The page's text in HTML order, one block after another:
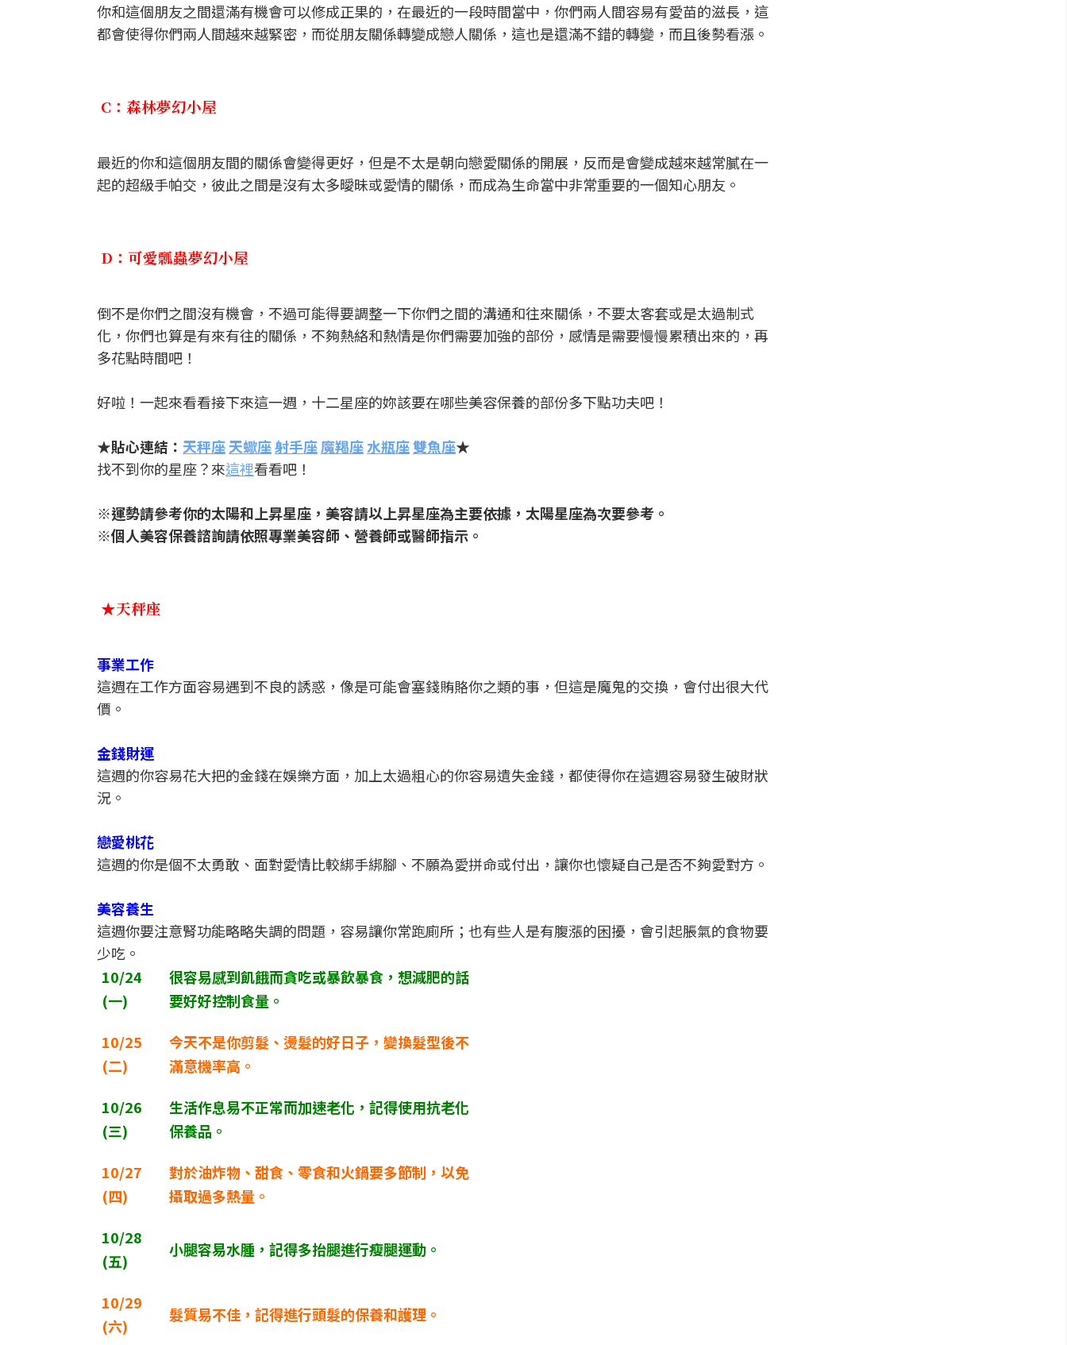
你和這個朋友之間還滿有機會可以修成正果的，在最近的一段時間當中，你們兩人間容易有愛苗的滋長，這
都會使得你們兩人間越來越緊密，而從朋友關係轉變成戀人關係，這也是還滿不錯的轉變，而且後勢看漲。
C：森林夢幻小屋
最近的你和這個朋友間的關係會變得更好，但是不太是朝向戀愛關係的開展，反而是會變成越來越常膩在一
起的超級手帕交，彼此之間是沒有太多曖昧或愛情的關係，而成為生命當中非常重要的一個知心朋友。
D：可愛瓢蟲夢幻小屋
倒不是你們之間沒有機會，不過可能得要調整一下你們之間的溝通和往來關係，不要太客套或是太過制式
化，你們也算是有來有往的關係，不夠熱絡和熱情是你們需要加強的部份，感情是需要慢慢累積出來的，再
多花點時間吧！
好啦！一起來看看接下來這一週，十二星座的妳該要在哪些美容保養的部份多下點功夫吧！
★貼心連結： 天秤座天蠍座射手座魔羯座水瓶座雙魚座★
找不到你的星座？來這裡看看吧！
※運勢請參考你的太陽和上昇星座，美容請以上昇星座為主要依據，太陽星座為次要參考。
※個人美容保養諮詢請依照專業美容師、營養師或醫師指示。
★天秤座
事業工作
這週在工作方面容易遇到不良的誘惑，像是可能會塞錢賄賂你之類的事，但這是魔鬼的交換，會付出很大代
價。
金錢財運
這週的你容易花大把的金錢在娛樂方面，加上太過粗心的你容易遺失金錢，都使得你在這週容易發生破財狀
況。
戀愛桃花
這週的你是個不太勇敢、面對愛情比較綁手綁腳、不願為愛拼命或付出，讓你也懷疑自己是否不夠愛對方。
美容養生
這週你要注意腎功能略略失調的問題，容易讓你常跑廁所；也有些人是有腹漲的困擾，會引起脹氣的食物要
少吃。
10/24
(一)
很容易感到飢餓而貪吃或暴飲暴食，想減肥的話
要好好控制食量。
10/25
(二)
今天不是你剪髮、燙髮的好日子，變換髮型後不
滿意機率高。
10/26
(三)
生活作息易不正常而加速老化，記得使用抗老化
保養品。
10/27
(四)
對於油炸物、甜食、零食和火鍋要多節制，以免
攝取過多熱量。
10/28
(五)
小腿容易水腫，記得多抬腿進行瘦腿運動。
10/29
(六)
髮質易不佳，記得進行頭髮的保養和護理。